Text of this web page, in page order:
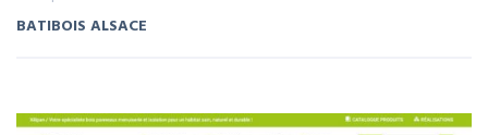
BATIBOIS ALSACE